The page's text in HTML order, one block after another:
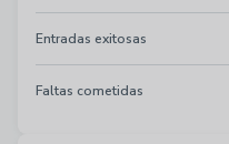
Entradas exitosas
Faltas cometidas